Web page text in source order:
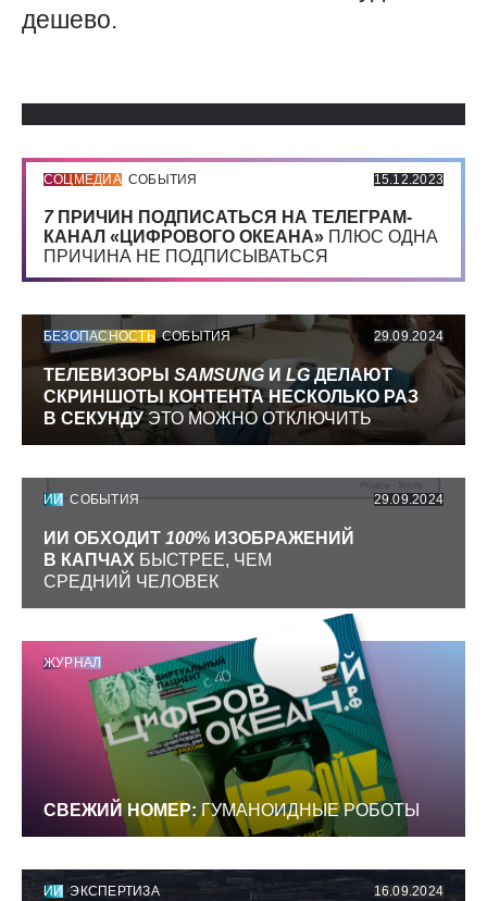
дешево.
СОЦМЕДИА СОБЫТИЯ 15.12.2023
7 ПРИЧИН ПОДПИСАТЬСЯ НА ТЕЛЕГРАМ-
КАНАЛ «ЦИФРОВОГО ОКЕАНА» ПЛЮС ОДНА
ПРИЧИНА НЕ ПОДПИСЫВАТЬСЯ
БЕЗОПАСНОСТЬ СОБЫТИЯ 29.09.2024
ТЕЛЕВИЗОРЫ SAMSUNG И LGДЕЛАЮТ
СКРИНШОТЫ КОНТЕНТА НЕСКОЛЬКО РАЗ
В СЕКУНДУЭТО МОЖНО ОТКЛЮЧИТЬ
ИИ СОБЫТИЯ 29.09.2024
ИИ ОБХОДИТ 100% ИЗОБРАЖЕНИЙ
В КАПЧАХ БЫСТРЕЕ, ЧЕМ
СРЕДНИЙ ЧЕЛОВЕК
ЖУРНАЛ
СВЕЖИЙ НОМЕР: ГУМАНОИДНЫЕ РОБОТЫ
ИИ ЭКСПЕРТИЗА 16.09.2024